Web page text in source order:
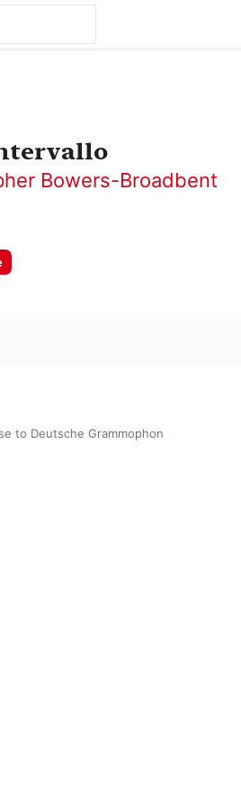
Bowers-Broadbent
to Deutsche Grammophon